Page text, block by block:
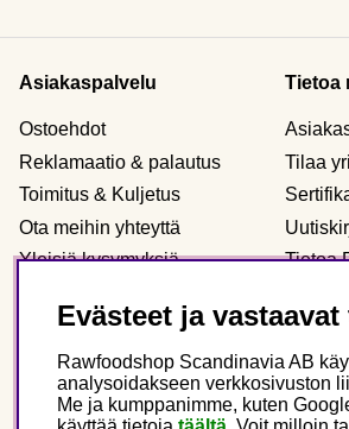
Asiakaspalvelu
Ostoehdot
Reklamaatio & palautus
Toimitus & Kuljetus
Ota meihin yhteyttä
Yleisiä kysymyksiä
Henkilökohtaiset tiedot
Tietoa
Tilaa
Tietoa
Finland
Evästeet ja
Rawfoodshop Scandinavia AB
analysoidakseen verkkosivuston
Me ja kumppanimme, kuten